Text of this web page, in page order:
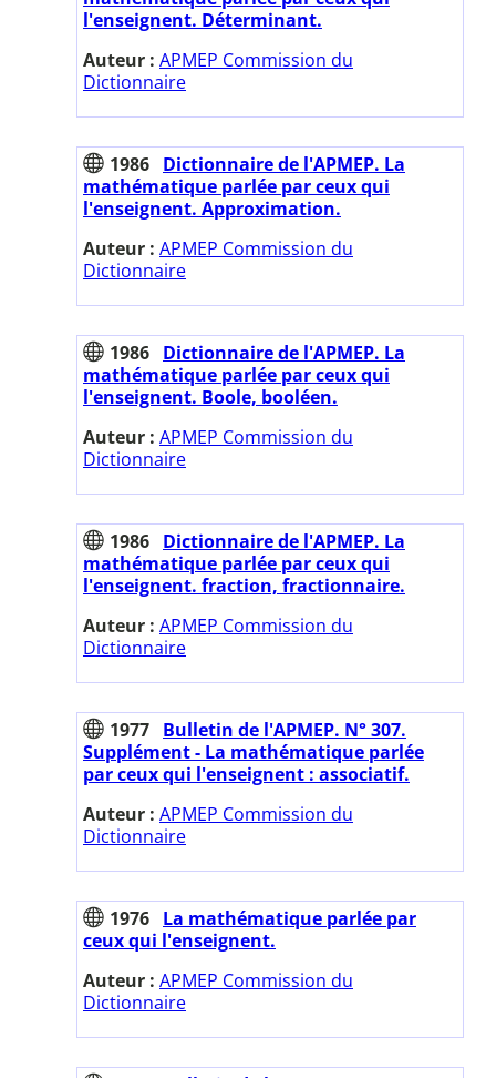
l'enseignent. Déterminant.
Auteur : APMEP Commission du
Dictionnaire
1986 Dictionnaire de l'APMEP. La
mathématique parlée par ceux qui
l'enseignent. Approximation.
Auteur : APMEP Commission du
Dictionnaire
1986 Dictionnaire de l'APMEP. La
mathématique parlée par ceux qui
l'enseignent. Boole, booléen.
Auteur : APMEP Commission du
Dictionnaire
1986 Dictionnaire de l'APMEP. La
mathématique parlée par ceux qui
l'enseignent. fraction, fractionnaire.
Auteur : APMEP Commission du
Dictionnaire
1977 Bulletin de l'APMEP. N° 307.
Supplément - La mathématique parlée
par ceux qui l'enseignent : associatif.
Auteur : APMEP Commission du
Dictionnaire
1976 La mathématique parlée par
ceux qui l'enseignent.
Auteur : APMEP Commission du
Dictionnaire